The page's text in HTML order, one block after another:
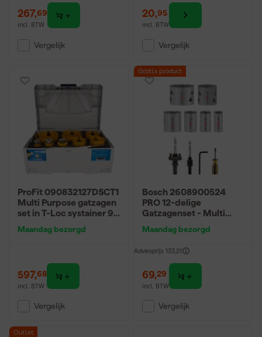
267,69
incl. BTW
Vergelijk
20,95
incl. BTW
Vergelijk
ProFit 090832127DSCT1
Multi Purpose gatzagen
set in T-Loc systainer 9
Maandag bezorgd
597,68
incl. BTW
Vergelijk
Gratis product
Bosch 2608900524
PRO 12-delige
Gatzagenset - Multi
22,29,35,44,51,64mm
Maandag bezorgd
Adviesprijs 133,21
69,29
incl. BTW
Vergelijk
Outlet